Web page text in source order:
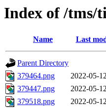
Index of /tms/
Name Last
Parent Directory
379464.png
2022-05-
379447.png
2022-05-
379518.png
2022-05-